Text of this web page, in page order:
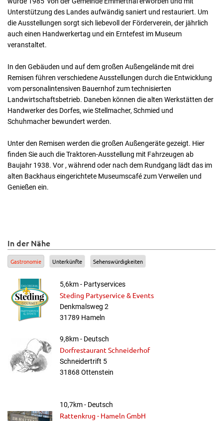
Unterstützung des Landes aufwändig saniert und restauriert. Um
die Ausstellungen sorgt sich liebevoll der Förderverein, der jährlich
auch einen Handwerkertag und ein Erntefest im Museum
veranstaltet.
In den Gebäuden und auf dem großen Außengelände mit drei
Remisen führen verschiedene Ausstellungen durch die Entwicklung
vom personalintensiven Bauernhof zum technisierten
Landwirtschaftsbetrieb. Daneben können die alten Werkstätten der
Handwerker des Dorfes, wie Stellmacher, Schmied und
Schuhmacher bewundert werden.
Unter den Remisen werden die großen Außengeräte gezeigt. Hier
finden Sie auch die Traktoren-Ausstellung mit Fahrzeugen ab
Baujahr 1938. Vor , während oder nach dem Rundgang lädt das im
alten Backhaus eingerichtete Museumscafé zum Verweilen und
Genießen ein.
In der Nähe
Gastronomie Unterkünfte Sehenswürdigkeiten
5,6km - Partyservices
Steding Partyservice & Events
Denkmalsweg 2
31789 Hameln
9,8km - Deutsch
Dorfrestaurant Schneiderhof
Schneidertrift 5
31868 Ottenstein
10,7km - Deutsch
Rattenkrug - Hameln GmbH